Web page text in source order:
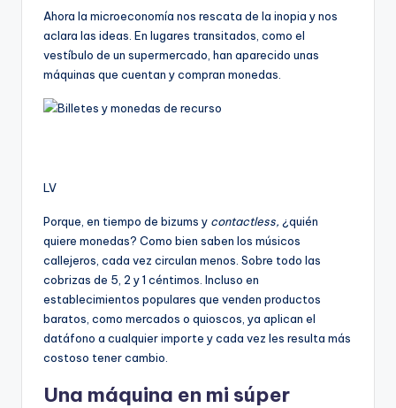
Ahora la microeconomía nos rescata de la inopia y nos
aclara las ideas. En lugares transitados, como el
vestíbulo de un supermercado, han aparecido unas
máquinas que cuentan y compran monedas.
LV
Porque, en tiempo de bizums y contactless, ¿quién
quiere monedas? Como bien saben los músicos
callejeros, cada vez circulan menos. Sobre todo las
cobrizas de 5, 2 y 1 céntimos. Incluso en
establecimientos populares que venden productos
baratos, como mercados o quioscos, ya aplican el
datáfono a cualquier importe y cada vez les resulta más
costoso tener cambio.
Una máquina en mi súper